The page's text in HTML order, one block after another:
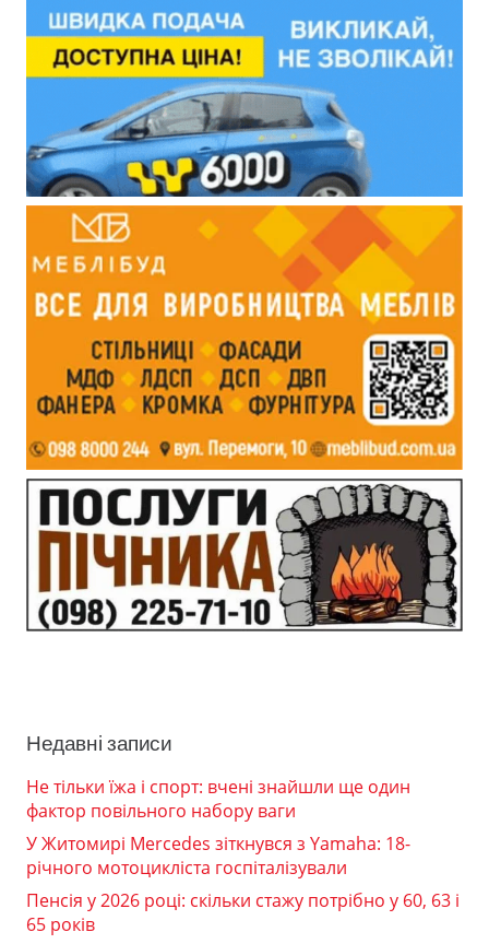
Недавні записи
Не тільки їжа і спорт: вчені знайшли ще один
фактор повільного набору ваги
У Житомирі Mercedes зіткнувся з Yamaha: 18-
річного мотоцикліста госпіталізували
Пенсія у 2026 році: скільки стажу потрібно у 60, 63 і
65 років